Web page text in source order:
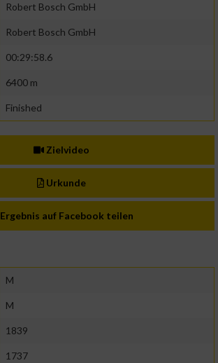
Robert Bosch GmbH
Robert Bosch GmbH
00:29:58.6
6400 m
Finished
Zielvideo
Urkunde
Ergebnis auf Facebook teilen
M
M
1839
1737